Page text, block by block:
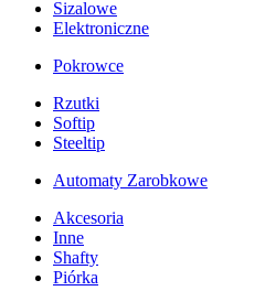
Sizalowe
Elektroniczne
Pokrowce
Rzutki
Softip
Steeltip
Automaty Zarobkowe
Akcesoria
Inne
Shafty
Piórka